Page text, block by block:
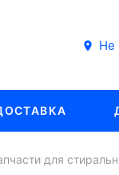
Не
для